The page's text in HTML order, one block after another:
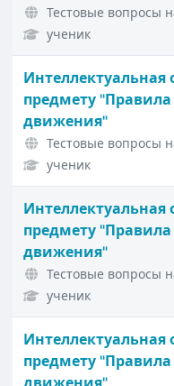
Тестовые вопросы
ученик
предмету
движения"
Тестовые вопросы
ученик
предмету
движения"
Тестовые вопросы
ученик
предмету
движения"